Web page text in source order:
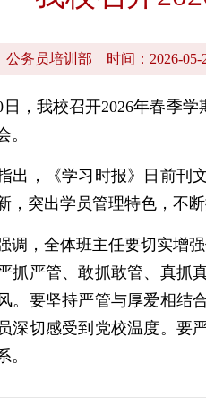
公务员培训部 时间：2026-05-
我校召开2026年春季学
。
，《学习时报》日前刊文
，突出学员管理特色，不
，全体班主任要切实增强
抓严管、敢抓敢管、真抓
。要坚持严管与厚爱相结
深切感受到党校温度。要
。